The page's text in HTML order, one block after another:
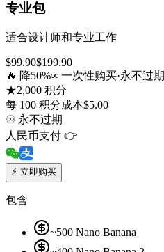
专业包
适合设计师和专业工作
$99.90$199.90
🔥 降50%∞ 一次性购买·永不过期
★2,000 积分
每 100 积分成本$5.00
♾ 永不过期
人民币支付 👉
⚡ 立即购买
包含
~500 Nano Banana